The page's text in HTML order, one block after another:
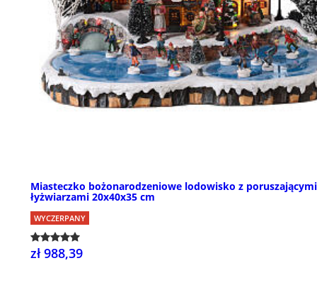
Miasteczko bożonarodzeniowe lodowisko z
łyżwiarzami 20x40x35 cm
WYCZERPANY
zł 988,39